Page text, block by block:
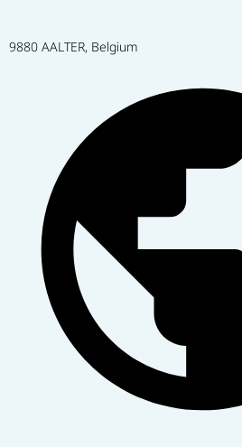
9880 AALTER, Belgium